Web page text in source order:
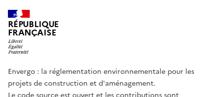
RÉPUBLIQUE
FRANÇAISE
Envergo : la réglementation environnementale pour les
projets de construction et d'aménagement.